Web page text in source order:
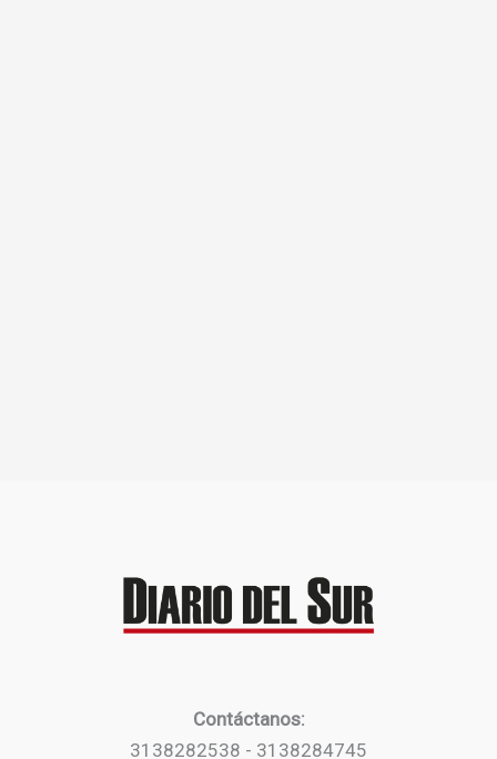
Contáctanos:
3138282538 - 3138284745